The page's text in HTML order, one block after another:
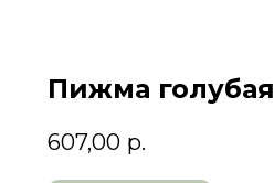
Пижма голубая
607,00 р.